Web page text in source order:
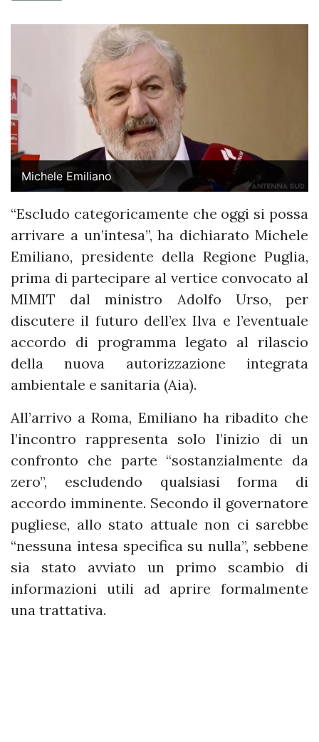
Michele Emiliano
“Escludo categoricamente che oggi si possa
arrivare a un’intesa”, ha dichiarato Michele
Emiliano, presidente della Regione Puglia,
prima di partecipare al vertice convocato al
MIMIT dal ministro Adolfo Urso, per
discutere il futuro dell’ex Ilva e l’eventuale
accordo di programma legato al rilascio
della nuova autorizzazione integrata
ambientale e sanitaria (Aia).
All’arrivo a Roma, Emiliano ha ribadito che
l’incontro rappresenta solo l’inizio di un
confronto che parte “sostanzialmente da
zero”, escludendo qualsiasi forma di
accordo imminente. Secondo il governatore
pugliese, allo stato attuale non ci sarebbe
“nessuna intesa specifica su nulla”, sebbene
sia stato avviato un primo scambio di
informazioni utili ad aprire formalmente
una trattativa.